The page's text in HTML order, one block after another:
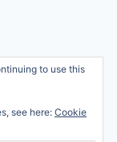
mama, ren!
Blogging
to use this
see here: Cookie